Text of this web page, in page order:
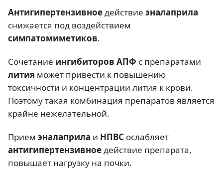
Антигипертензивноедействие эналаприла
снижается под воздействием
симпатомиметиков.
Сочетание ингибиторов АПФ с препаратами
лития может привести к повышению
токсичности и концентрации лития к крови.
Поэтому такая комбинация препаратов является
крайне нежелательной.
Прием эналаприла и НПВС ослабляет
антигипертензивноедействие препарата,
повышает нагрузку на почки.